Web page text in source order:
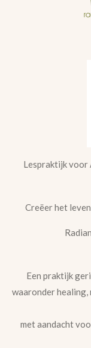
Lespraktijk
Creëer het
Een praktijk
waaronder
met aandacht